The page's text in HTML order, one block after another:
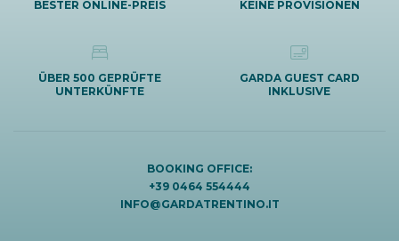
BESTER ONLINE-PREIS KEINE PROVISIONEN
ÜBER 500 GEPRÜFTE
UNTERKÜNFTE
GARDA GUEST CARD
INKLUSIVE
BOOKING OFFICE:
+39 0464 554444
INFO@GARDATRENTINO.IT